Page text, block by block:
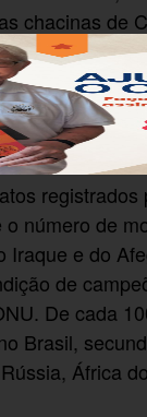
chacinas de
Ianomâmis
e
poucos
registrados
número de
Iraque e do
de
De cada
Brasil,
África